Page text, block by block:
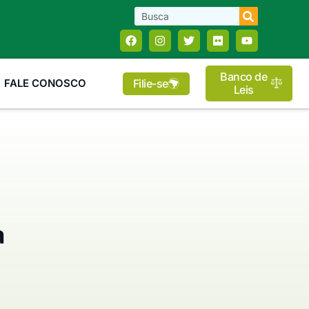
FALE CONOSCO Filie-se
Banco de
Leis